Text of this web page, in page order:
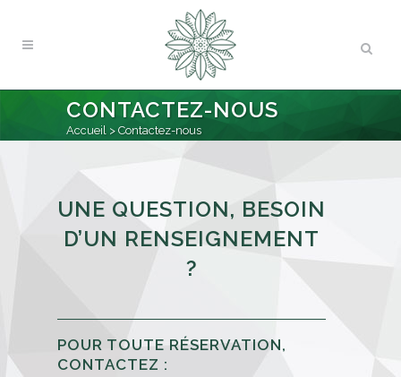
CONTACTEZ-NOUS
Accueil > Contactez-nous
UNE QUESTION, BESOIN
D’UN RENSEIGNEMENT
?
POUR TOUTE RÉSERVATION,
CONTACTEZ :